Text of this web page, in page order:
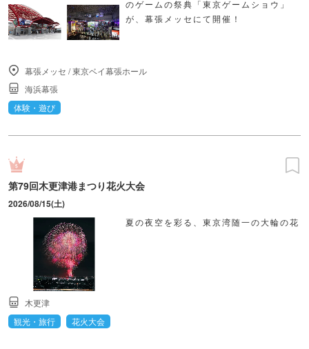
のゲームの祭典「東京ゲームショウ」
が、幕張メッセにて開催！
幕張メッセ /東京ベイ幕張ホール
海浜幕張
体験・遊び
第79回木更津港まつり花火大会
2026/08/15(土)
夏の夜空を彩る、東京湾随一の大輪の花
木更津
観光・旅行
花火大会